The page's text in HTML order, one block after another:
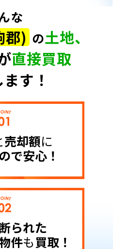
な
郡) の土地、
直接買取
す！
売却額に
で安心！
られた
件も買取！